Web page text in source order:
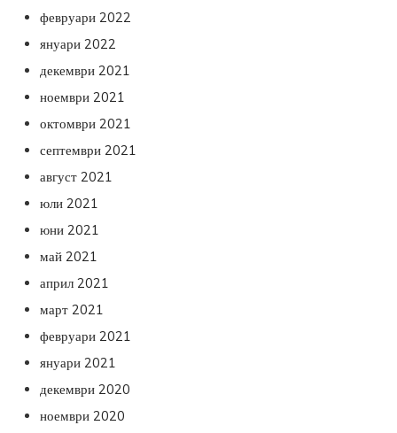
февруари 2022
януари 2022
декември 2021
ноември 2021
октомври 2021
септември 2021
август 2021
юли 2021
юни 2021
май 2021
април 2021
март 2021
февруари 2021
януари 2021
декември 2020
ноември 2020